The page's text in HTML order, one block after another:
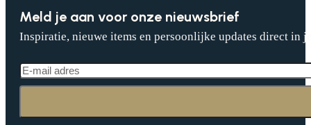
Meld je aan voor onze nieuwsbrief
Inspiratie, nieuwe items en persoonlijke updates direct in